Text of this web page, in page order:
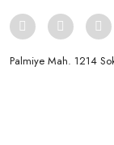
Palmiye Mah. 1214 Sok. Koluman Plaza 2/B Yenişehir/